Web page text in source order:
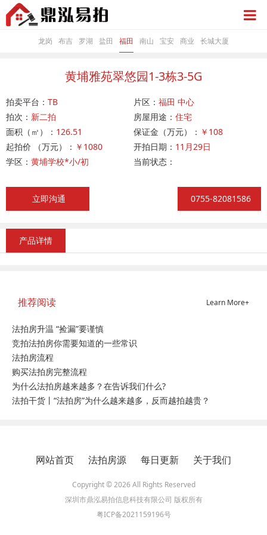
龙岗 布吉 罗湖 盐田 福田 南山 宝安 商业 长城大厦
黄埔雅苑翠悠园1-3栋3-5G
拍卖平台： TB 片区： 福田 中心
拍次： 新二拍 房屋用途： 住宅
面积（㎥）： 126.51 保证金（万元）： ￥108
起拍价 （万元）： ￥1080 开拍日期： 11月29日
学区： 黄埔学校*小/初 当前状态：
立即沟通 0755-82081586
产品详情
推荐阅读 Learn More+
法拍房升温 “捡漏”要谨慎
竞拍法拍房你需要知道的一些常识
法拍房流程
购买法拍房完整流程
为什么法拍房越来越多？在告诉我们什么?
法拍干货丨“法拍房”为什么越来越多，反而越拍越贵？
网站首页 法拍房源 每日更新 关于我们
Copyright © 2026 All Rights Reserved
深圳市鼎泓易拍信息科技有限公司 版权所有
粤ICP备2021159196号